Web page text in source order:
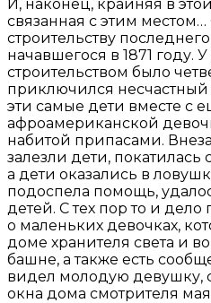
И, наконец, крайняя в
связанная с этим местом…
строительству
начавшегося в 1871 году.
строительством было
приключился несчастный
эти самые дети вместе с
афроамериканской
набитой припасами.
залезли дети, покатилась
а дети оказались в
подоспела помощь,
детей. С тех пор то и
о маленьких девочках,
доме хранителя света и
башне, а также есть
видел молодую девушку,
окна дома смотрителя